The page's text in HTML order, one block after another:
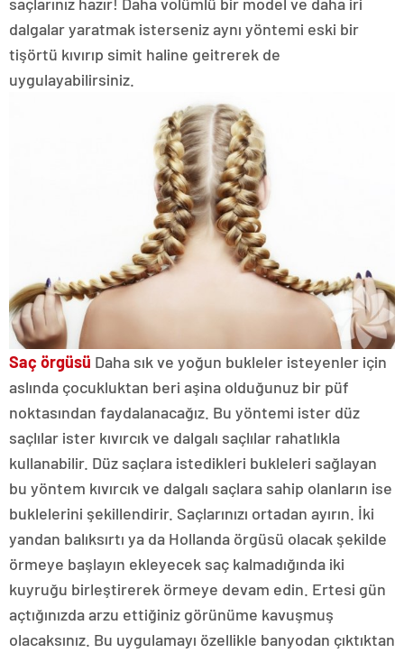
dalgalar yaratmak isterseniz aynı yöntemi eski bir
tişörtü kıvırıp simit haline geitrerek de
uygulayabilirsiniz.
Saç örgüsü Daha sık ve yoğun bukleler isteyenler için
aslında çocukluktan beri aşina olduğunuz bir püf
noktasından faydalanacağız. Bu yöntemi ister düz
saçlılar ister kıvırcık ve dalgalı saçlılar rahatlıkla
kullanabilir. Düz saçlara istedikleri bukleleri sağlayan
bu yöntem kıvırcık ve dalgalı saçlara sahip olanların ise
buklelerini şekillendirir. Saçlarınızı ortadan ayırın. İki
yandan balıksırtı ya da Hollanda örgüsü olacak şekilde
örmeye başlayın ekleyecek saç kalmadığında iki
kuyruğu birleştirerek örmeye devam edin. Ertesi gün
açtığınızda arzu ettiğiniz görünüme kavuşmuş
olacaksınız. Bu uygulamayı özellikle banyodan çıktıktan